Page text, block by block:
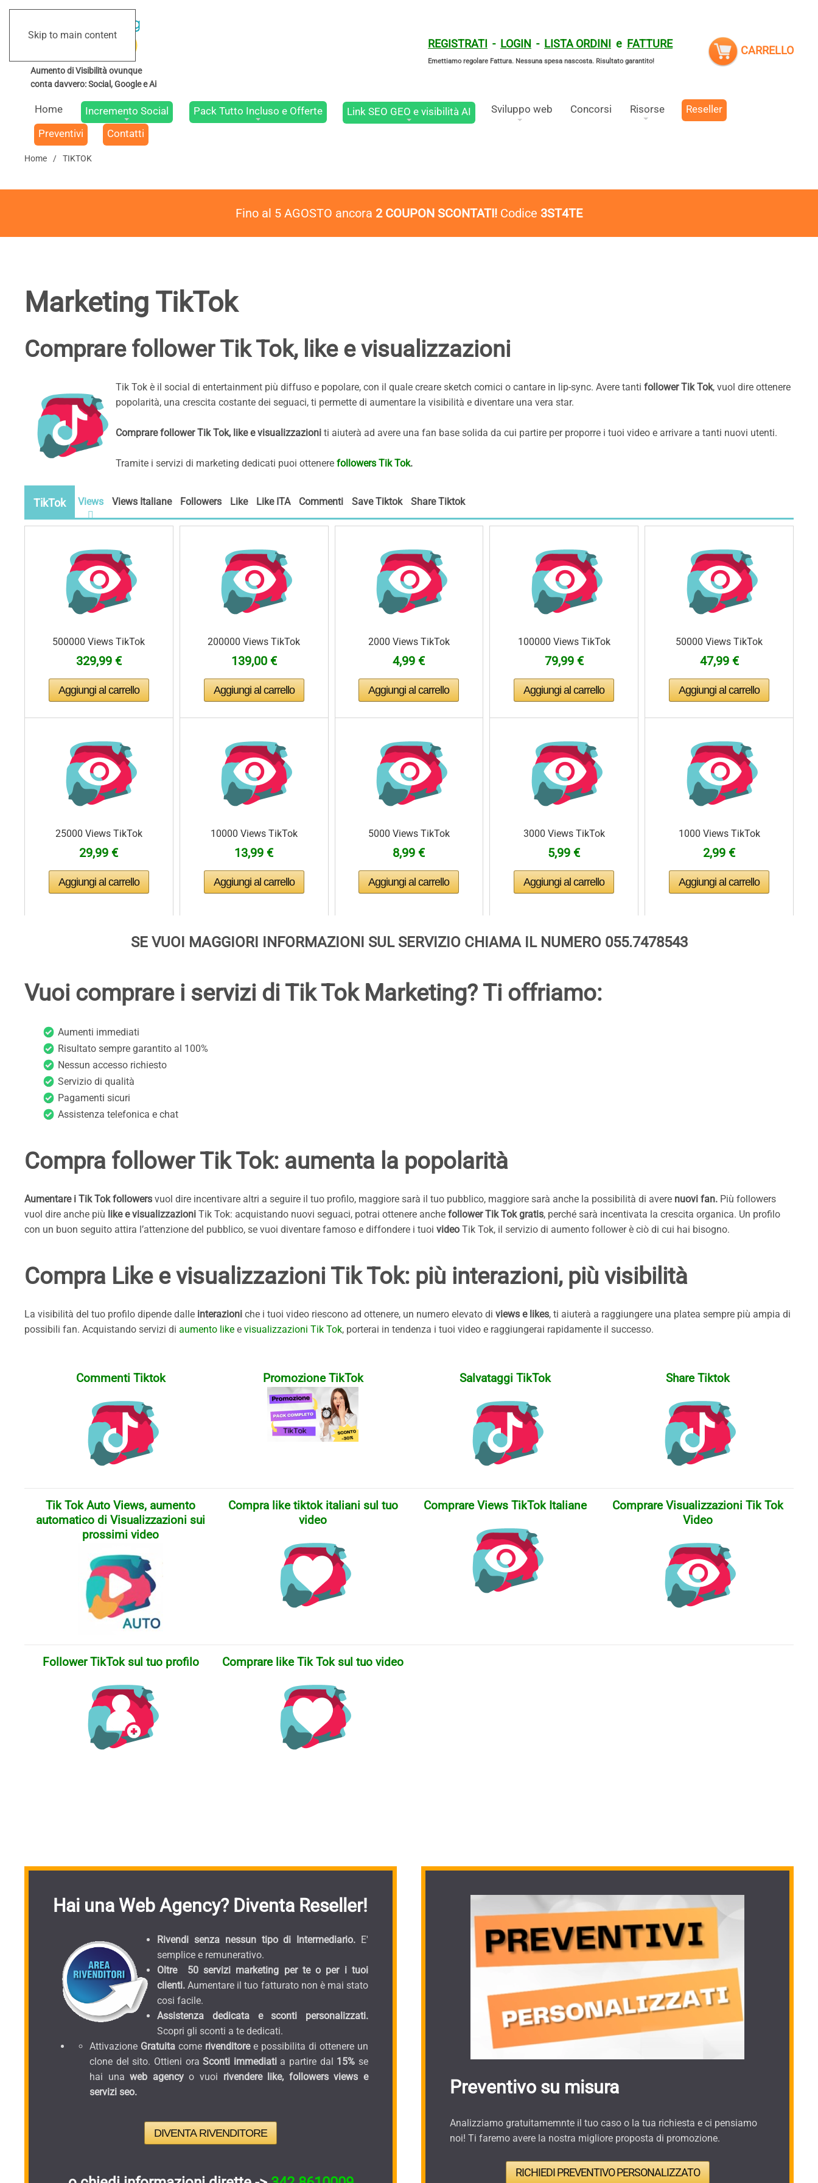
Skip to main content
REGISTRATI - LOGIN - LISTA ORDINI e FATTURE
Emettiamo regolare Fattura. Nessuna spesa nascosta. Risultato garantito!
CARRELLO
Home Incremento Social Pack Tutto Incluso e Offerte Link SEO GEO e visibilità AI Sviluppo web Concorsi Risorse
Reseller
Preventivi
Contatti
Home TIKTOK
Fino al 5 AGOSTO ancora 2 COUPON SCONTATI! Codice 3ST4TE
Marketing TikTok
Comprare follower Tik Tok, like e visualizzazioni
Tik Tok è il social di entertainment più diffuso e popolare, con il quale creare sketch comici o cantare in lip-sync. Avere tanti follower Tik Tok, vuol dire ottenere
popolarità, una crescita costante dei seguaci, ti permette di aumentare la visibilità e diventare una vera star.
Comprare follower Tik Tok, like e visualizzazioni ti aiuterà ad avere una fan base solida da cui partire per proporre i tuoi video e arrivare a tanti nuovi utenti.
Tramite i servizi di marketing dedicati puoi ottenere followers Tik Tok.
TikTok Views Views Italiane Followers Like Like ITA Commenti Save Tiktok Share Tiktok
500000 Views TikTok
329,99 €
200000 Views TikTok
139,00 €
2000 Views TikTok
4,99 €
100000 Views TikTok
79,99 €
50000 Views TikTok
47,99 €
25000 Views TikTok
29,99 €
10000 Views TikTok
13,99 €
5000 Views TikTok
8,99 €
3000 Views TikTok
5,99 €
1000 Views TikTok
2,99 €
SE VUOI MAGGIORI INFORMAZIONI SUL SERVIZIO CHIAMA IL NUMERO 055.7478543
Vuoi comprare i servizi di Tik Tok Marketing? Ti offriamo:
Aumenti immediati
Risultato sempre garantito al 100%
Nessun accesso richiesto
Servizio di qualità
Pagamenti sicuri
Assistenza telefonica e chat
Compra follower Tik Tok: aumenta la popolarità
Aumentare i Tik Tok followers vuol dire incentivare altri a seguire il tuo profilo, maggiore sarà il tuo pubblico, maggiore sarà anche la possibilità di avere nuovi fan. Più followers
vuol dire anche più like e visualizzazioni Tik Tok: acquistando nuovi seguaci, potrai ottenere anche follower Tik Tok gratis, perché sarà incentivata la crescita organica. Un profilo
con un buon seguito attira l’attenzione del pubblico, se vuoi diventare famoso e diffondere i tuoi video Tik Tok, il servizio di aumento follower è ciò di cui hai bisogno.
Compra Like e visualizzazioni Tik Tok: più interazioni, più visibilità
La visibilità del tuo profilo dipende dalle interazioni che i tuoi video riescono ad ottenere, un numero elevato di views e likes, ti aiuterà a raggiungere una platea sempre più ampia di
possibili fan. Acquistando servizi di aumento like e visualizzazioni Tik Tok, porterai in tendenza i tuoi video e raggiungerai rapidamente il successo.
Commenti Tiktok Promozione TikTok Salvataggi TikTok Share Tiktok
Tik Tok Auto Views, aumento
automatico di Visualizzazioni sui
prossimi video
Compra like tiktok italiani sul tuo
video
Comprare Views TikTok Italiane
Comprare Visualizzazioni Tik Tok
Video
Follower TikTok sul tuo profilo Comprare like Tik Tok sul tuo video
Hai una Web Agency? Diventa Reseller!
Rivendi senza nessun tipo di Intermediario. E'
semplice e remunerativo.
Oltre 50 servizi marketing per te o per i tuoi
clienti. Aumentare il tuo fatturato non è mai stato
cosi facile.
Assistenza dedicata e sconti personalizzati.
Scopri gli sconti a te dedicati.
Attivazione Gratuita come rivenditoree possibilita di ottenere un
clone del sito. Ottieni oraSconti immediatia partire dal 15% se
hai una web agencyo vuoi rivendere like, followers views e
servizi seo.
DIVENTA RIVENDITORE
Preventivo su misura
Analizziamo gratuitamemnte il tuo caso o la tua richiesta e ci pensiamo
noi! Ti faremo avere la nostra migliore proposta di promozione.
RICHIEDI PREVENTIVO PERSONALIZZATO